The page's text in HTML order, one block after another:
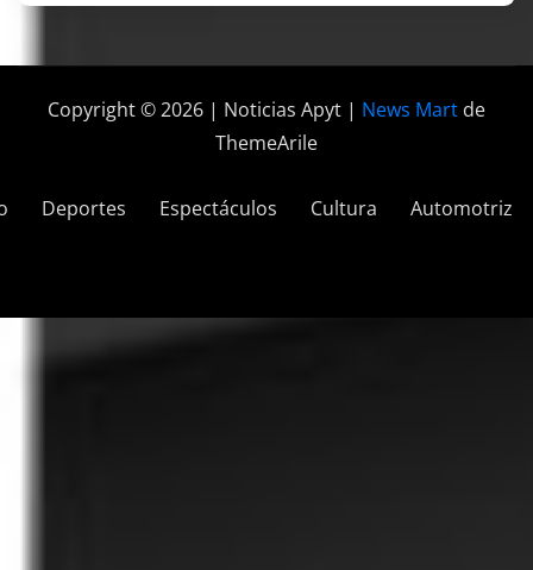
Copyright © 2026 | Noticias Apyt | News Mart de
ThemeArile
Deportes Espectáculos Cultura Automotriz